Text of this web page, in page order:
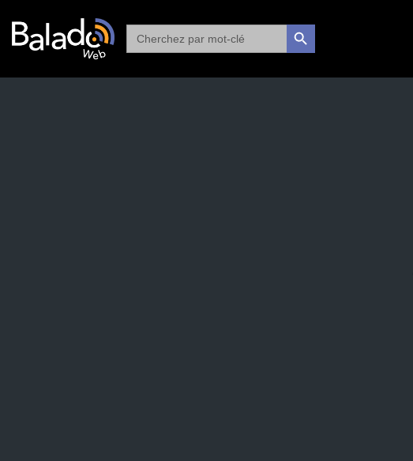
Search
for:
SEARCH BUTTON